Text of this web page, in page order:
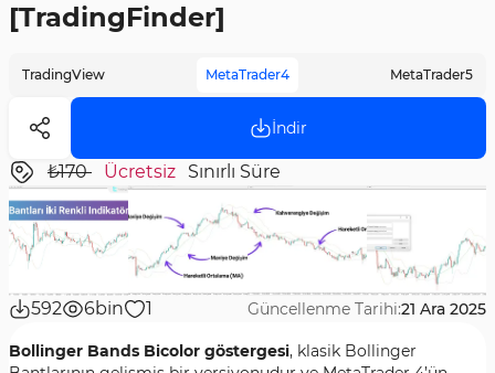
[TradingFinder]
TradingView MetaTrader4 MetaTrader5
İndir
₺170 Ücretsiz Sınırlı Süre
592 6bin 1 Güncellenme Tarihi:21 Ara 2025
Bollinger Bands Bicolor göstergesi, klasik Bollinger